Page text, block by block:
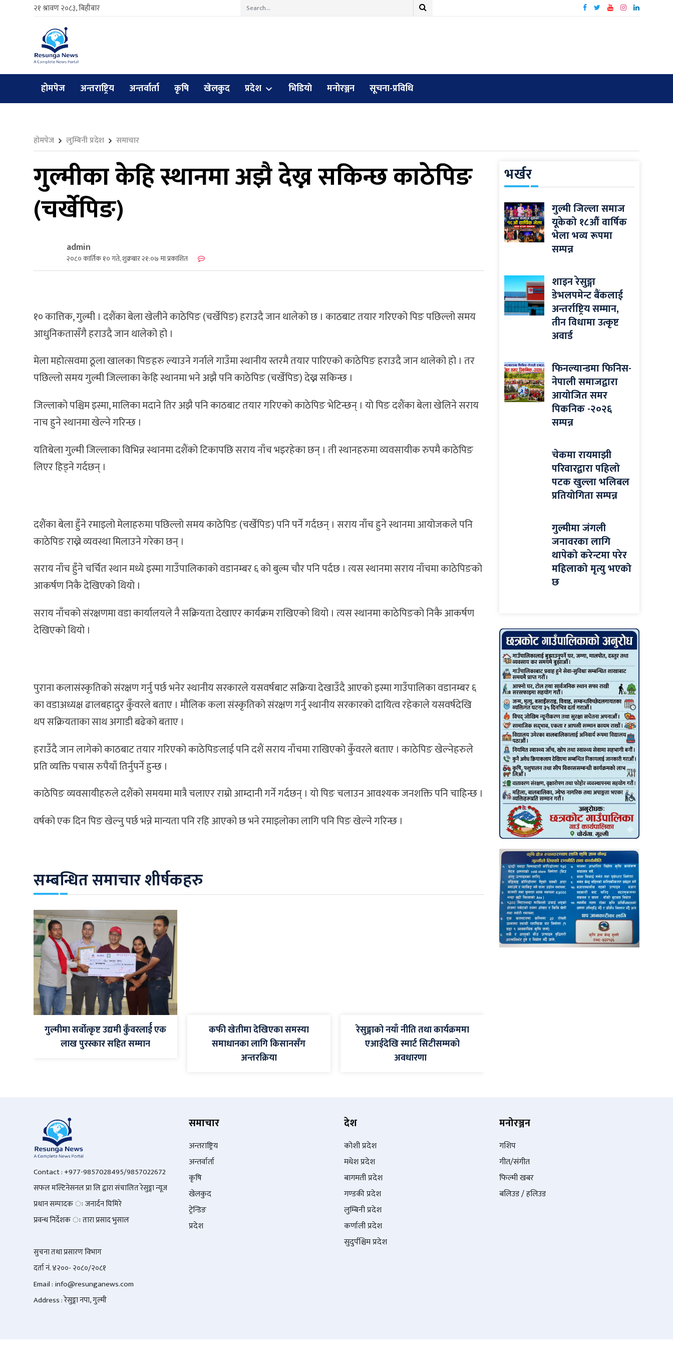
२१ श्रावण २०८३, बिहीबार
होमपेज अन्तराष्ट्रिय अन्तर्वार्ता कृषि खेलकुद प्रदेश भिडियाे मनोरञ्जन सूचना-प्रविधि
होमपेज लुम्बिनी प्रदेश समाचार
गुल्मीका केहि स्थानमा अझै देख्न सकिन्छ काठेपिङ
(चर्खेपिङ)
admin
२०८० कार्तिक १० गते, शुक्रबार २१:०७ मा प्रकाशित
१० कात्तिक, गुल्मी । दशैंका बेला खेलीने काठेपिङ (चर्खेपिङ) हराउदै जान थालेको छ । काठबाट तयार गरिएको पिङ पछिल्लो समय
आधुनिकतासँगै हराउदै जान थालेको हो ।
मेला महोत्सवमा ठूला खालका पिङहरु ल्याउने गर्नाले गाउँमा स्थानीय स्तरमै तयार पारिएको काठेपिङ हराउदै जान थालेको हो । तर
पछिल्लो समय गुल्मी जिल्लाका केहि स्थानमा भने अझै पनि काठेपिङ (चर्खेपिङ) देख्न सकिन्छ ।
जिल्लाको पश्चिम इस्मा, मालिका मदाने तिर अझै पनि काठबाट तयार गरिएको काठेपिङ भेटिन्छन् । यो पिङ दशैंका बेला खेलिने सराय
नाच हुने स्थानमा खेल्ने गरिन्छ ।
यतिबेला गुल्मी जिल्लाका विभिन्न स्थानमा दशैंको टिकापछि सराय नाँच भइरहेका छन् । ती स्थानहरुमा व्यवसायीक रुपमै काठेपिङ
लिएर हिड्ने गर्दछन् ।
दशैंका बेला हुँने रमाइलो मेलाहरुमा पछिल्लो समय काठेपिङ (चर्खेपिङ) पनि पर्ने गर्दछन् । सराय नाँच हुने स्थानमा आयोजकले पनि
काठेपिङ राख्ने व्यवस्था मिलाउने गरेका छन् ।
सराय नाँच हुँने चर्चित स्थान मध्ये इस्मा गाउँपालिकाको वडानम्बर ६ को बुल्म चौर पनि पर्दछ । त्यस स्थानमा सराय नाँचमा काठेपिङको
आकर्षण निकै देखिएको थियो ।
सराय नाँचको संरक्षणमा वडा कार्यालयले नै सक्रियता देखाएर कार्यक्रम राखिएको थियो । त्यस स्थानमा काठेपिङको निकै आकर्षण
देखिएको थियो ।
पुराना कलासंस्कृतिको संरक्षण गर्नु पर्छ भनेर स्थानीय सरकारले यसवर्षबाट सक्रिया देखाउँदै आएको इस्मा गाउँपालिका वडानम्बर ६
का वडाअध्यक्ष ढालबहादुर कुँवरले बताए । मौलिक कला संस्कृतिको संरक्षण गर्नु स्थानीय सरकारको दायित्व रहेकाले यसवर्षदेखि
थप सक्रियताका साथ अगाडी बढेको बताए ।
हराउँदै जान लागेको काठबाट तयार गरिएको काठेपिङलाई पनि दशैं सराय नाँचमा राखिएको कुँवरले बताए । काठेपिङ खेल्नेहरुले
प्रति व्यक्ति पचास रुपैयाँ तिर्नुपर्ने हुन्छ ।
काठेपिङ व्यवसायीहरुले दशैंको समयमा मात्रै चलाएर राम्रो आम्दानी गर्ने गर्दछन् । यो पिङ चलाउन आवश्यक जनशक्ति पनि चाहिन्छ ।
वर्षको एक दिन पिङ खेल्नु पर्छ भन्ने मान्यता पनि रहि आएको छ भने रमाइलोका लागि पनि पिङ खेल्ने गरिन्छ ।
सम्बन्धित समाचार शीर्षकहरु
गुल्मीमा सर्वोत्कृष्ट उद्यमी कुँवरलार्ई एक
लाख पुरस्कार सहित सम्मान
कफी खेतीमा देखिएका समस्या
समाधानका लागि किसानसँग
अन्तरक्रिया
रेसुङ्गाको नयाँ नीति तथा कार्यक्रममा
एआईदेखि स्मार्ट सिटीसम्मको
अवधारणा
भर्खर
गुल्मी जिल्ला समाज
यूकेको १८औँ वार्षिक
भेला भव्य रूपमा
सम्पन्न
शाइन रेसुङ्गा
डेभलपमेन्ट बैंकलाई
अन्तर्राष्ट्रिय सम्मान,
तीन विधामा उत्कृष्ट
अवार्ड
फिनल्यान्डमा फिनिस-
नेपाली समाजद्वारा
आयोजित समर
पिकनिक -२०२६
सम्पन्न
चेकमा रायमाझी
परिवारद्वारा पहिलो
पटक खुल्ला भलिबल
प्रतियोगिता सम्पन्न
गुल्मीमा जंगली
जनावरका लागि
थापेको करेन्टमा परेर
महिलाको मृत्यु भएको
छ
Contact : +977-9857028495/9857022672
सफल मल्टिनेसनल प्रा लि द्वारा संचालित रेसुङ्गा न्यूज
प्रधान सम्पादक ः जनार्दन घिमिरे
प्रवन्ध निर्देशक ः तारा प्रसाद भुसाल
सुचना तथा प्रसारण विभाग
दर्ता नं. ४२००- २०८०/२०८१
Email : info@resunganews.com
Address : रेसुङ्गा नपा, गुल्मी
समाचार
अन्तराष्ट्रिय
अन्तर्वार्ता
कृषि
खेलकुद
ट्रेन्डिङ
प्रदेश
देश
कोशी प्रदेश
मधेश प्रदेश
बागमती प्रदेश
गण्डकी प्रदेश
लुम्बिनी प्रदेश
कर्णाली प्रदेश
सुदुर्पश्चिम प्रदेश
मनोरञ्जन
गशिप
गीत/संगीत
फिल्मी खबर
बलिउड / हलिउड